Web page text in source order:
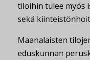
tiloihin tulee myös
sekä
Maanalaisten
eduskunnan